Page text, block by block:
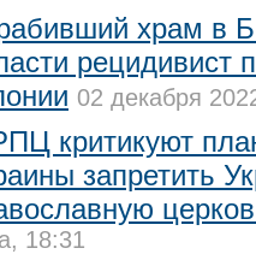
храм в
рецидивист
02 декабря
критикуют
запретить
18:31